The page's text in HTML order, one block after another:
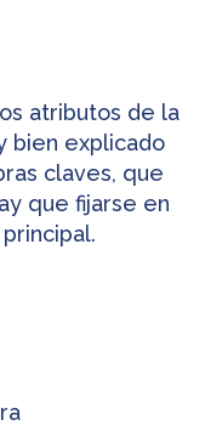
atributos de la
bien explicado
claves, que
que fijarse en